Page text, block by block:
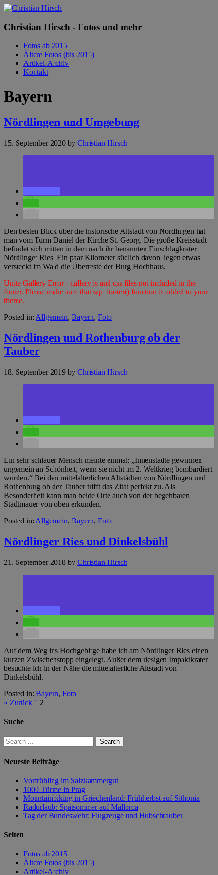
Christian Hirsch - Fotos und mehr
Fotos ab 2015
Ältere Fotos (bis 2015)
Artikel-Archiv
Kontakt
Bayern
Nördlingen und Umgebung
15. September 2020 by Christian Hirsch
Den besten Blick über die historische Altstadt von Nördlingen hat
man vom Turm Daniel der Kirche St. Georg. Die große Kreisstadt
befindet sich mitten in dem nach ihr benannten Einschlagkrater
Nördlinger Ries. Ein paar Kilometer südlich davon liegen etwas
versteckt im Wald die Überreste der Burg Hochhaus.
Unite Gallery Error - gallery js and css files not included in the
footer. Please make sure that wp_footer() function is added to your
theme.
Posted in: Allgemein, Bayern, Foto
Nördlingen und Rothenburg ob der
Tauber
18. September 2019 by Christian Hirsch
Ein sehr schlauer Mensch meinte einmal: „Innenstädte gewinnen
ungemein an Schönheit, wenn sie nicht im 2. Weltkrieg bombardiert
wurden.“ Bei den mittelalterlichen Altstädten von Nördlingen und
Rothenburg ob der Tauber trifft das Zitat perfekt zu. Als
Besonderheit kann man beide Orte auch von der begehbaren
Stadtmauer von oben erkunden.
Posted in: Allgemein, Bayern, Foto
Nördlinger Ries und Dinkelsbühl
21. September 2018 by Christian Hirsch
Auf dem Weg ins Hochgebirge habe ich am Nördlinger Ries einen
kurzen Zwischenstopp eingelegt. Außer dem riesigen Impaktkrater
besuchte ich in der Nähe die mittelalterliche Altstadt von
Dinkelsbühl.
Posted in: Bayern, Foto
« Zurück 1 2
Suche
Neueste Beiträge
Vorfrühling im Salzkammergut
1000 Türme in Prag
Mountainbiking in Griechenland: Frühherbst auf Sithonia
Radurlaub: Spätsommer auf Mallorca
Tag der Bundeswehr: Flugzeuge und Hubschrauber
Seiten
Fotos ab 2015
Ältere Fotos (bis 2015)
Artikel-Archiv